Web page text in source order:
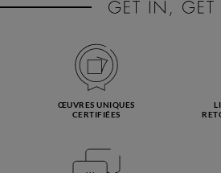
ŒUVRES UNIQUES
CERTIFIÉES